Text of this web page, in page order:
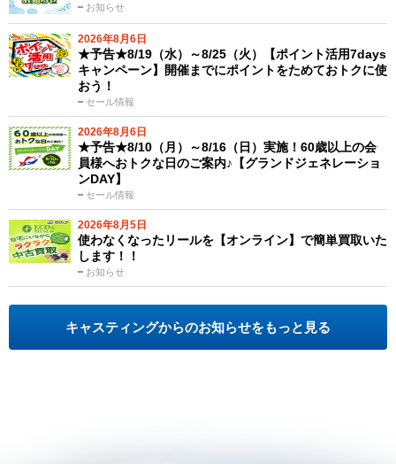
お知らせ
2026年8月6日
セール情報
★予告★8/19（水）～8/25（火）【ポイント活用7days
キャンペーン】開催までにポイントをためておトクに使
おう！
2026年8月6日
セール情報
★予告★8/10（月）～8/16（日）実施！60歳以上の会
員様へおトクな日のご案内♪【グランドジェネレーショ
ンDAY】
2026年8月5日
お知らせ
使わなくなったリールを【オンライン】で簡単買取いた
します！！
キャスティングからのお知らせをもっと見る